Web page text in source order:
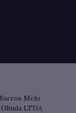
Melo
LTDA